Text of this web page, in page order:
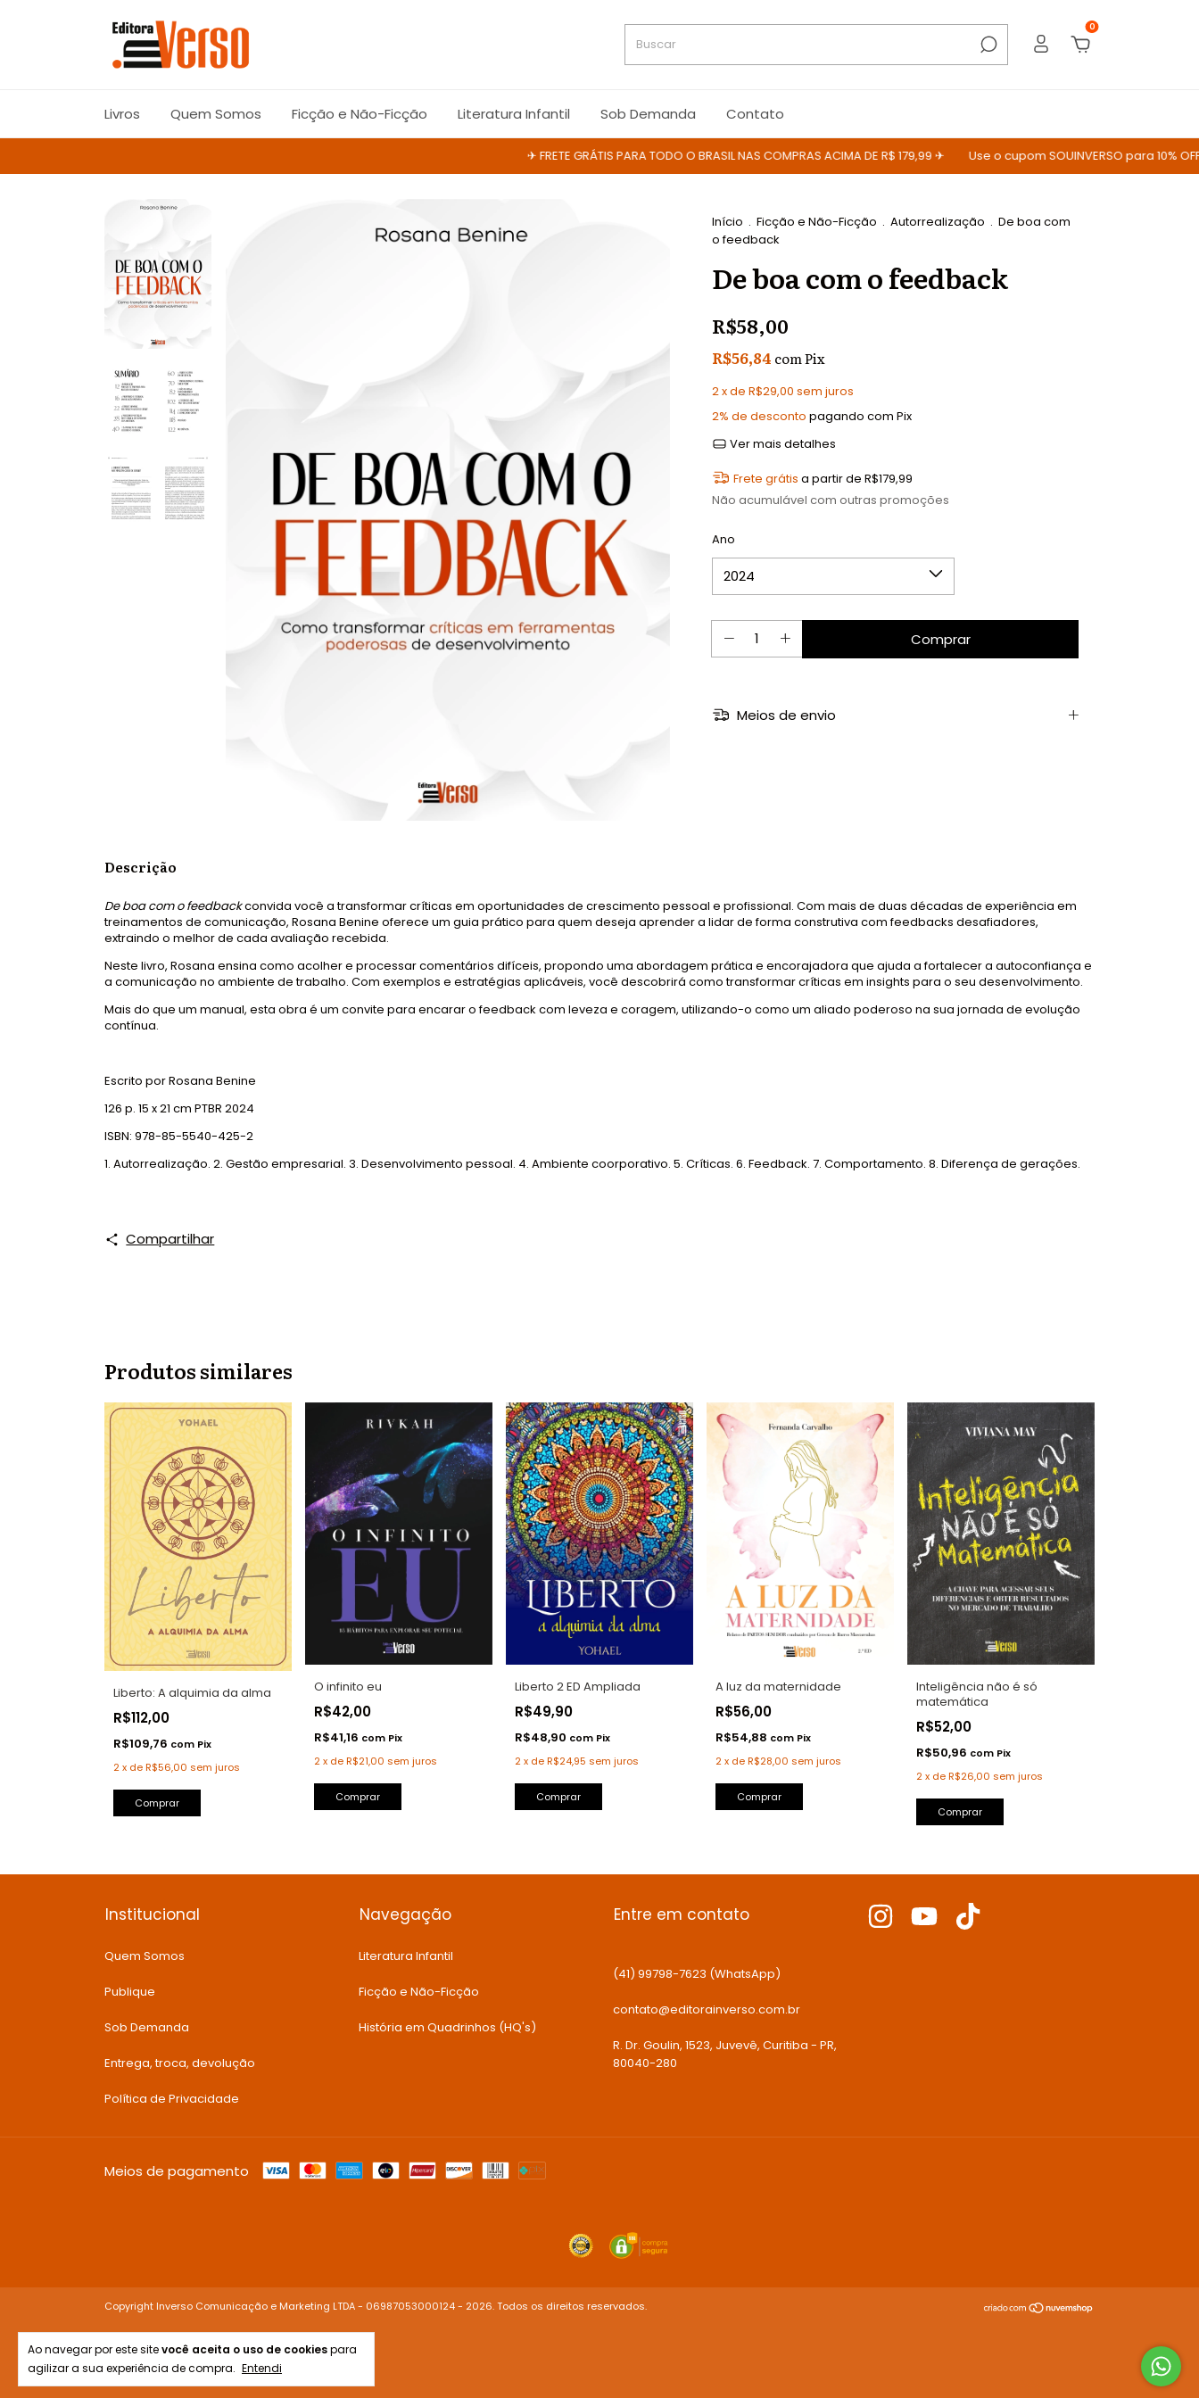
0
Livros Quem Somos Ficção e Não-Ficção Literatura Infantil Sob Demanda Contato
✈ FRETE GRÁTIS PARA TODO O BRASIL NAS COMPRAS ACIMA DE R$ 179,99 ✈ Use o cupom SOUINVERSO para 10% OFF
Ao navegar por este sitevocê aceita o uso de cookiespara
agilizar a sua experiência de compra. Entendi
Início . Ficção e Não-Ficção . Autorrealização . De boa com
o feedback
De boa com o feedback
R$58,00
R$56,84 comPix
2x de R$29,00 sem juros
2% de desconto pagando com Pix
Ver mais detalhes
Frete grátis a partir de R$179,99
Não acumulável com outras promoções
Ano
Meios de envio
Descrição
De boa com o feedbackconvida você a transformar críticas em oportunidades de crescimento pessoal e profissional. Com mais de duas décadas de experiência em
treinamentos de comunicação, Rosana Benine oferece um guia prático para quem deseja aprender a lidar de forma construtiva com feedbacks desafiadores,
extraindo o melhor de cada avaliação recebida.
Neste livro, Rosana ensina como acolher e processar comentários difíceis, propondo uma abordagem prática e encorajadora que ajuda a fortalecer a autoconfiança e
a comunicação no ambiente de trabalho. Com exemplos e estratégias aplicáveis, você descobrirá como transformar críticas em insights para o seu desenvolvimento.
Mais do que um manual, esta obra é um convite para encarar o feedback com leveza e coragem, utilizando-o como um aliado poderoso na sua jornada de evolução
contínua.
Escrito por Rosana Benine
126 p. 15 x 21 cm PTBR 2024
ISBN: 978-85-5540-425-2
1. Autorrealização. 2. Gestão empresarial. 3. Desenvolvimento pessoal. 4. Ambiente coorporativo. 5. Críticas. 6. Feedback. 7. Comportamento. 8. Diferença de gerações.
Compartilhar
Produtos similares
Liberto: A alquimia da alma
R$112,00
R$109,76 com Pix
2x deR$56,00 sem juros
Comprar
O infinito eu
R$42,00
R$41,16 com Pix
2x deR$21,00 sem juros
Comprar
Liberto 2 ED Ampliada
R$49,90
R$48,90 com Pix
2x deR$24,95 sem juros
A luz da maternidade
R$56,00
R$54,88 com Pix
2x deR$28,00 sem juros
Comprar
Inteligência não é só
matemática
R$52,00
R$50,96 com Pix
2x deR$26,00 sem juros
Comprar
Institucional
Quem Somos
Publique
Sob Demanda
Entrega, troca, devolução
Política de Privacidade
Navegação
Literatura Infantil
Ficção e Não-Ficção
História em Quadrinhos (HQ's)
Entre em contato
(41) 99798-7623 (WhatsApp)
contato@editorainverso.com.br
R. Dr. Goulin, 1523, Juvevê, Curitiba - PR,
80040-280
Meios de pagamento
Copyright Inverso Comunicação e Marketing LTDA - 06987053000124 - 2026. Todos os direitos reservados.